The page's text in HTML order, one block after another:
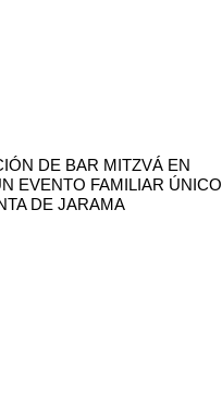
DE BAR MITZVÁ EN
EVENTO FAMILIAR ÚNICO
DE JARAMA